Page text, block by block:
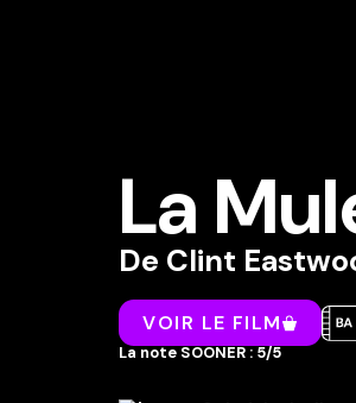
La
De Clint
VOIR LE FILM
La note SOONER : 5/5